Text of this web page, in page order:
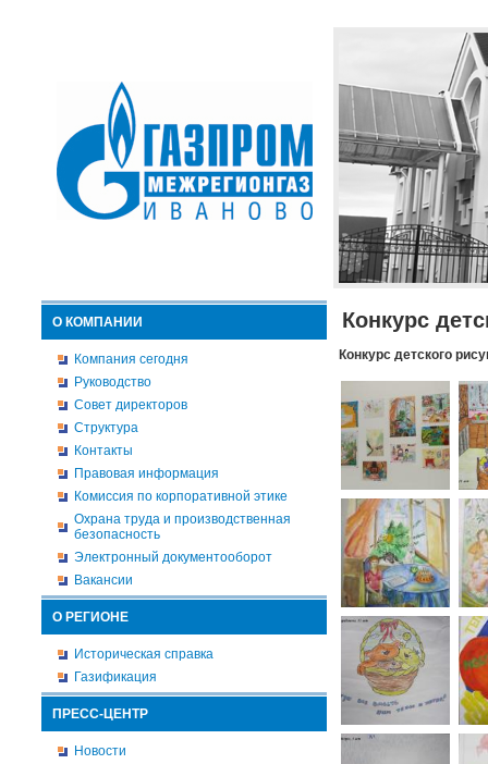
О КОМПАНИИ
Компания сегодня
Руководство
Совет директоров
Структура
Контакты
Правовая информация
Комиссия по корпоративной этике
Охрана труда и производственная
безопасность
Электронный документооборот
Вакансии
О РЕГИОНЕ
Историческая справка
Газификация
ПРЕСС-ЦЕНТР
Новости
Конкурс
Конкурс детского